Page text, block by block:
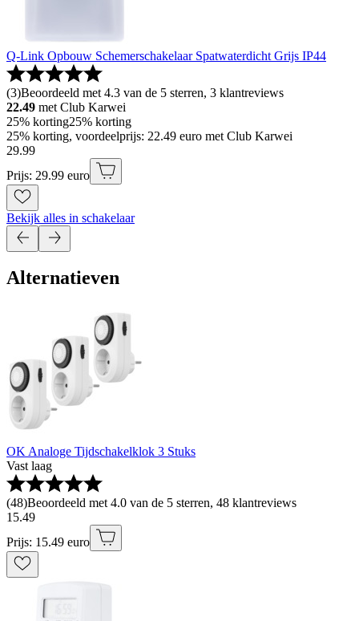
Q-Link Opbouw Schemerschakelaar Spatwaterdicht Grijs IP44
(3)Beoordeeld met 4.3 van de 5 sterren, 3 klantreviews
22.49 met Club Karwei
25% korting25% korting
25% korting, voordeelprijs: 22.49 euro met Club Karwei
29.99
Prijs: 29.99 euro
Bekijk alles in schakelaar
Alternatieven
OK Analoge Tijdschakelklok 3 Stuks
Vast laag
(48)Beoordeeld met 4.0 van de 5 sterren, 48 klantreviews
15.49
Prijs: 15.49 euro